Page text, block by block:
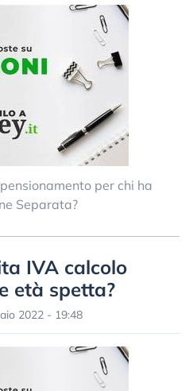
per chi ha
Separata?
IVA calcolo
età spetta?
2022 - 19:48